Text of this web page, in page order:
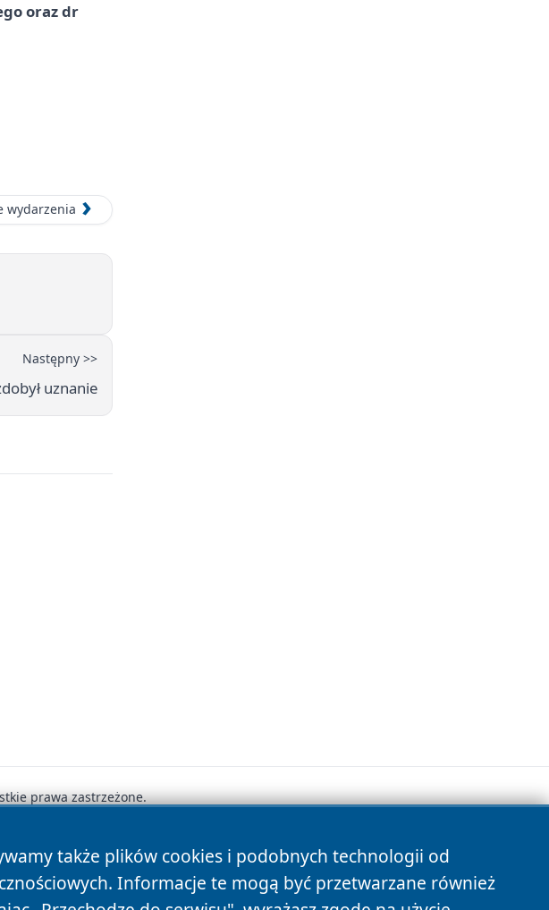
oraz dr
wydarzenia
Następny >>
uznanie
także plików cookies i podobnych technologii od
Informacje te mogą być przetwarzane również
prawa zastrzeżone.
Polityka Cookies